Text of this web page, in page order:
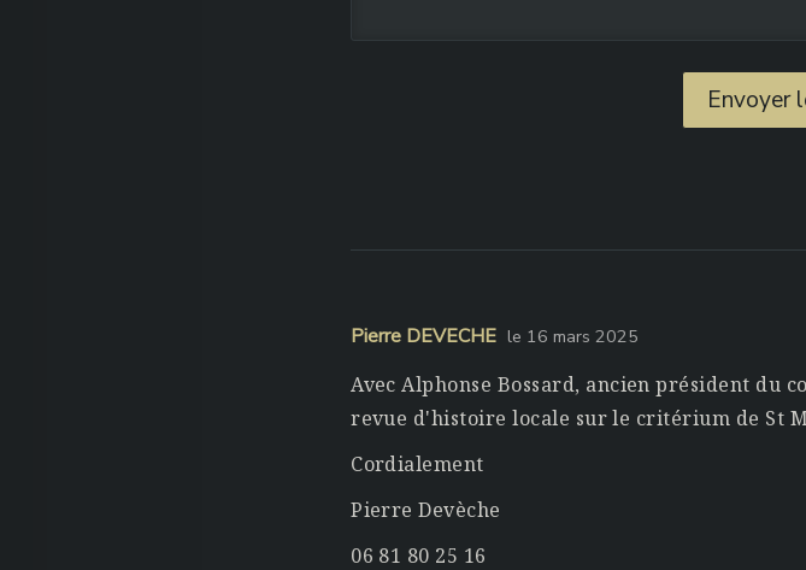
Envoyer
Pierre DEVECHE le 16 mars 2025
Avec Alphonse Bossard, ancien président du
revue d'histoire locale sur le critérium de St
Cordialement
Pierre Devèche
06 81 80 25 16